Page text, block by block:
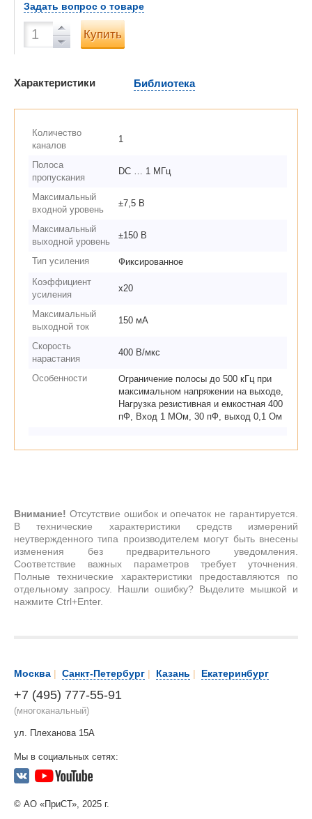
Задать вопрос о товаре
Купить
Характеристики Библиотека
Количество
каналов
1
Полоса
пропускания
DC … 1 МГц
Максимальный
входной уровень
±7,5 В
Максимальный
выходной уровень
±150 В
Тип усиления
Фиксированное
Коэффициент
усиления
х20
Максимальный
выходной ток
150 мА
Скорость
нарастания
400 В/мкс
Особенности
Ограничение полосы до 500 кГц при
максимальном напряжении на выходе,
Нагрузка резистивная и емкостная 400
пФ, Вход 1 МОм, 30 пФ, выход 0,1 Ом
Внимание! Отсутствие ошибок и опечаток не гарантируется.
В технические характеристики средств измерений
неутвержденного типа производителем могут быть внесены
изменения без предварительного уведомления.
Соответствие важных параметров требует уточнения.
Полные технические характеристики предоставляются по
отдельному запросу. Нашли ошибку? Выделите мышкой и
нажмите Ctrl+Enter.
Москва | Санкт-Петербург | Казань | Екатеринбург
+7 (495) 777-55-91
(многоканальный)
ул. Плеханова 15А
Мы в социальных сетях:
© АО «ПриСТ», 2025 г.